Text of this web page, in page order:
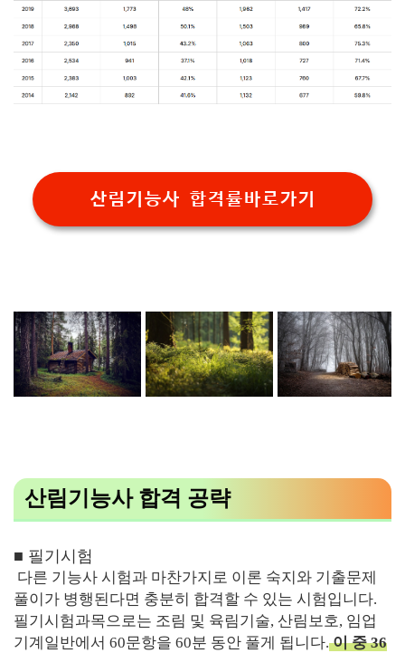
산림기능사 합격률바로가기
산림기능사 합격 공략
■ 필기시험
다른 기능사 시험과 마찬가지로 이론 숙지와 기출문제
풀이가 병행된다면 충분히 합격할 수 있는 시험입니다.
필기시험과목으로는 조림 및 육림기술, 산림보호, 임업
기계일반에서 60문항을 60분 동안 풀게 됩니다.이 중 36